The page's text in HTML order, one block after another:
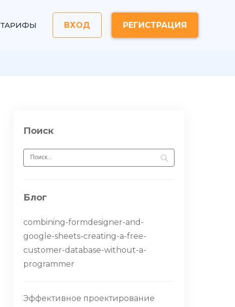
ТАРИФЫ ВХОД РЕГИСТРАЦИЯ
Поиск
Блог
combining-formdesigner-and-
google-sheets-creating-a-free-
customer-database-without-a-
programmer
Эффективное проектирование